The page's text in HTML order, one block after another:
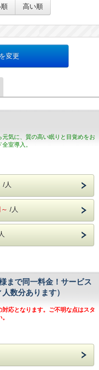
高い順
変更
元気に、質の高い眠りと目覚めをお
室導入。
応となります
セス抜群★
徒歩3分
5分
より徒歩5分
4分
徒歩8分
歩11分
分
用ください！
望、低層階希望、高層階希望、エレ
望、お仲間と隣部屋希望等）がご
い。
頂きますが、ご希望に添えない場
/人
/人
まで同一料金！サービス
数分あります）
対応となります。ご不明な点はスタ
ット（120㎝×195㎝）
ト（110㎝×195㎝）各1台ずつ設